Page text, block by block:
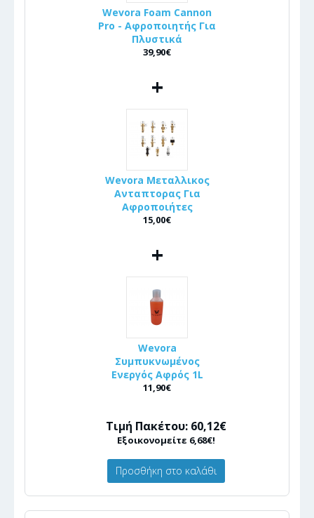
Wevora Foam Cannon
Pro - Αφροποιητής Για
Πλυστικά
39,90€
+
Wevora Μεταλλικος
Ανταπτορας Για
Αφροποιήτες
15,00€
+
Wevora
Συμπυκνωμένος
Ενεργός Αφρός 1L
11,90€
Τιμή Πακέτου: 60,12€
Εξοικονομείτε 6,68€!
Προσθήκη στο καλάθι